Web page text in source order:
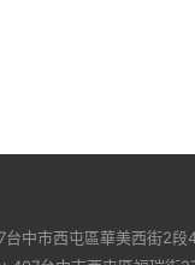
台中市西屯區華美西街2段